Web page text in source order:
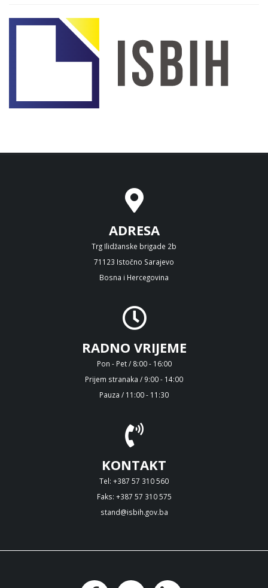
ADRESA
Trg Ilidžanske brigade 2b
71123 Istočno Sarajevo
Bosna i Hercegovina
RADNO VRIJEME
Pon - Pet / 8:00 - 16:00
Prijem stranaka / 9:00 - 14:00
Pauza / 11:00 - 11:30
KONTAKT
Tel: +387 57 310 560
Faks: +387 57 310 575
stand@isbih.gov.ba